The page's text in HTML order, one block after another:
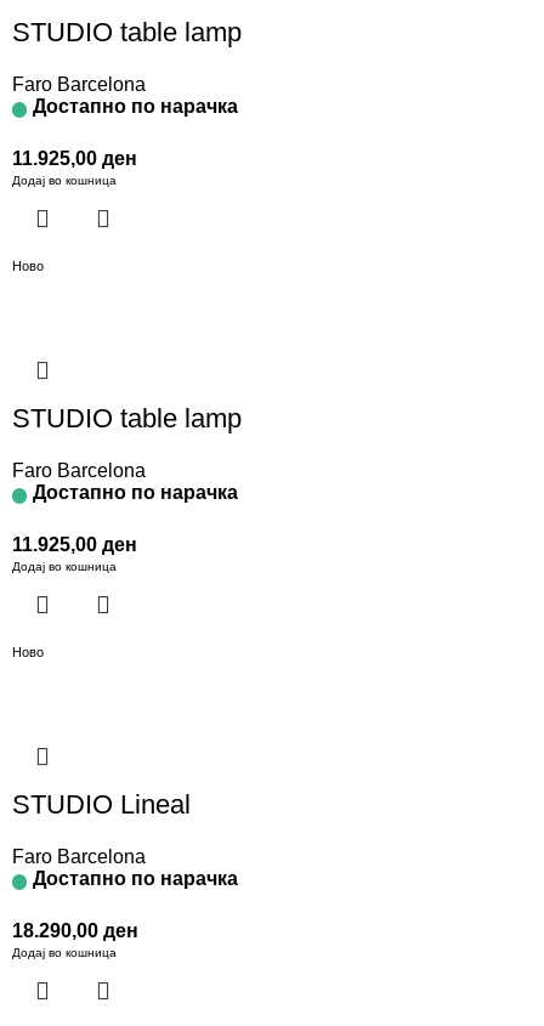
STUDIO table lamp
Faro Barcelona
Достапно по нарачка
11.925,00 ден
Додај во кошница
Ново
STUDIO table lamp
Faro Barcelona
Достапно по нарачка
11.925,00 ден
Додај во кошница
Ново
STUDIO Lineal
Faro Barcelona
Достапно по нарачка
18.290,00 ден
Додај во кошница